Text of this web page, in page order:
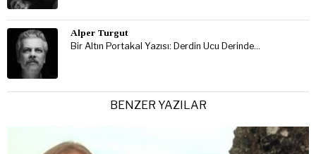
Alper Turgut
Bir Altın Portakal Yazısı: Derdin Ucu Derinde…
BENZER YAZILAR